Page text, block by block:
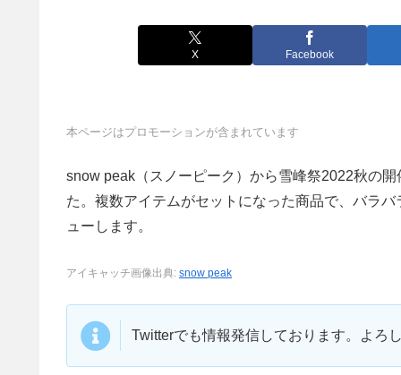
X Facebook
本ページはプロモーションが含まれています
snow peak（スノーピーク）から雪峰祭2022秋の
た。複数アイテムがセットになった商品で、バラ
ューします。
アイキャッチ画像出典: snow peak
Twitterでも情報発信しております。よろ